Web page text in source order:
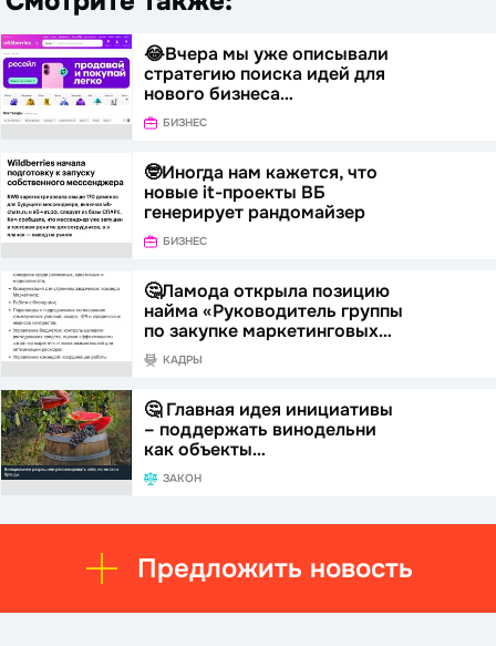
😂Вчера мы уже описывали
стратегию поиска идей для
нового бизнеса…
БИЗНЕС
🤓Иногда нам кажется, что
новые it-проекты ВБ
генерирует рандомайзер
БИЗНЕС
🤔Ламода открыла позицию
найма «Руководитель группы
по закупке маркетинговых…
КАДРЫ
🤔 Главная идея инициативы
– поддержать винодельни
как объекты…
ЗАКОН
Предложить новость